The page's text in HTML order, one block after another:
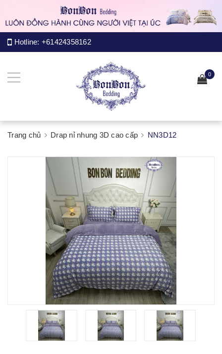
Hotline: +61424358162
0
Trang chủ Drap nỉ nhung 3D cao cấp NN3D12